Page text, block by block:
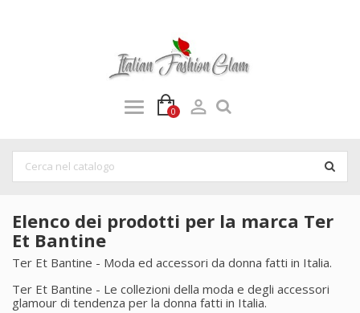
0 
Elenco dei prodotti per la marca Ter
Et Bantine
Ter Et Bantine - Moda ed accessori da donna fatti in Italia.
Ter Et Bantine - Le collezioni della moda e degli accessori
glamour di tendenza per la donna fatti in Italia.